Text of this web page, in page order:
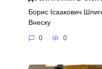
Борис Ісаакович
Внеску
0 0